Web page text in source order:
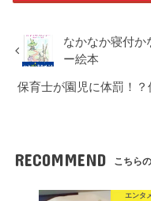
なかなか寝付か
ー絵本
保育士が園児に体罰！
RECOMMEND こちら
エンタ